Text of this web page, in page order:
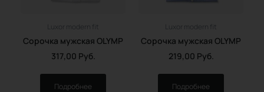
Luxor modern fit
Сорочка мужская OLYMP
317,00 Руб.
Подробнее
Luxor modern fit
Сорочка мужская OLYMP
219,00 Руб.
Подробнее